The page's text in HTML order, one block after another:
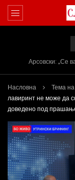
Арсовски: „Се
Насловна Тема
лавиринт не може да
доведено под